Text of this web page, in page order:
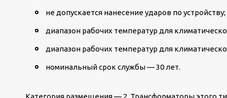
не допускается нанесение ударов по устройству;
диапазон рабочих температур для
диапазон рабочих температур для
номинальный срок службы — 30 лет.
Категория размещения — 2. Трансформаторы этого